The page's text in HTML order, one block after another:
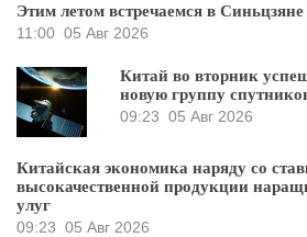
Этим летом встречаемся в Синьцзяне
11:00 05 Авг 2026
Китай во вторник
новую группу
09:23 05 Авг 2026
Китайская экономика наряду со
высокачественной продукции
улуг
09:23 05 Авг 2026